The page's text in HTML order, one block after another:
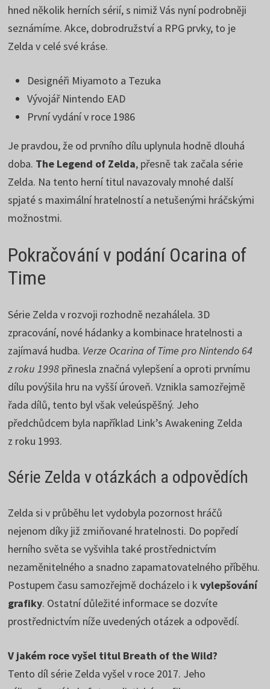
hned několik herních sérií, s nimiž Vás nyní podrobněji
seznámíme. Akce, dobrodružství a RPG prvky, to je
Zelda v celé své kráse.
Designéři Miyamoto a Tezuka
Vývojář Nintendo EAD
První vydání v roce 1986
Je pravdou, že od prvního dílu uplynula hodně dlouhá
doba. The Legend of Zelda, přesně tak začala série
Zelda. Na tento herní titul navazovaly mnohé další
spjaté s maximální hratelností a netušenými hráčskými
možnostmi.
Pokračování v podání Ocarina of
Time
Série Zelda v rozvoji rozhodně nezahálela. 3D
zpracování, nové hádanky a kombinace hratelnosti a
zajímavá hudba. Verze Ocarina of Time pro Nintendo 64
z roku 1998 přinesla značná vylepšení a oproti prvnímu
dílu povýšila hru na vyšší úroveň. Vznikla samozřejmě
řada dílů, tento byl však veleúspěšný. Jeho
předchůdcem byla například Link’s Awakening Zelda
z roku 1993.
Série Zelda v otázkách a odpovědích
Zelda si v průběhu let vydobyla pozornost hráčů
nejenom díky již zmiňované hratelnosti. Do popředí
herního světa se vyšvihla také prostřednictvím
nezaměnitelného a snadno zapamatovatelného příběhu.
Postupem času samozřejmě docházelo i kvylepšování
grafiky. Ostatní důležité informace se dozvíte
prostřednictvím níže uvedených otázek a odpovědí.
V jakém roce vyšel titul Breath of the Wild?
Tento díl série Zelda vyšel v roce 2017. Jeho